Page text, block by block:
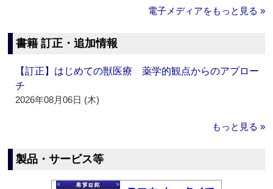
電子メディアをもっと見る »
書籍 訂正・追加情報
【訂正】はじめての獣医療 薬学的観点からのアプロー
チ
2026年08月06日 (木)
もっと見る »
製品・サービス等